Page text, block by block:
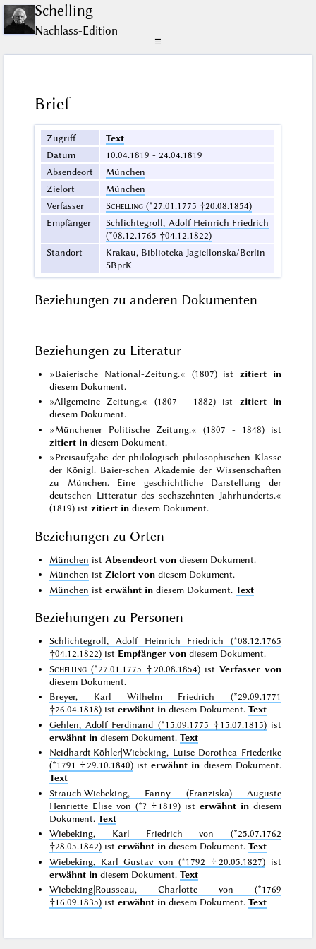
Schelling
Nachlass-Edition
☰
Brief
Zugriff
Text
Datum
10.04.1819 - 24.04.1819
Absendeort
München
Zielort
München
Verfasser
Schelling (*27.01.1775 †20.08.1854)
Empfänger
Schlichtegroll, Adolf Heinrich Friedrich
(*08.12.1765 †04.12.1822)
Standort
Krakau, Biblioteka Jagiellonska/Berlin-
SBprK
Beziehungen zu anderen Dokumenten
–
Beziehungen zu Literatur
»Baierische National-Zeitung.« (1807) istzitiert in
diesem Dokument.
»Allgemeine Zeitung.« (1807 - 1882) ist zitiert in
diesem Dokument.
»Münchener Politische Zeitung.« (1807 - 1848) ist
zitiert in diesem Dokument.
»Preisaufgabe der philologisch philosophischen Klasse
der Königl. Baier-schen Akademie der Wissenschaften
zu München. Eine geschichtliche Darstellung der
deutschen Litteratur des sechszehnten Jahrhunderts.«
(1819) istzitiert in diesem Dokument.
Beziehungen zu Orten
München ist Absendeort von diesem Dokument.
München istZielort von diesem Dokument.
München isterwähnt in diesem Dokument.Text
Beziehungen zu Personen
Schlichtegroll, Adolf Heinrich Friedrich (*08.12.1765
†04.12.1822) ist Empfänger von diesem Dokument.
Schelling (*27.01.1775 †20.08.1854)ist Verfasser von
diesem Dokument.
Breyer, Karl Wilhelm Friedrich (*29.09.1771
†26.04.1818) isterwähnt in diesem Dokument.Text
Gehlen, Adolf Ferdinand (*15.09.1775 †15.07.1815)ist
erwähnt in diesem Dokument.Text
Neidhardt|Köhler|Wiebeking, Luise Dorothea Friederike
(*1791 †29.10.1840)isterwähnt in diesem Dokument.
Text
Strauch|Wiebeking, Fanny (Franziska) Auguste
Henriette Elise von (*? †1819)ist erwähnt indiesem
Dokument.Text
Wiebeking, Karl Friedrich von (*25.07.1762
†28.05.1842) isterwähnt in diesem Dokument.Text
Wiebeking, Karl Gustav von (*1792 †20.05.1827) ist
erwähnt in diesem Dokument.Text
Wiebeking|Rousseau, Charlotte von (*1769
†16.09.1835) isterwähnt in diesem Dokument.Text